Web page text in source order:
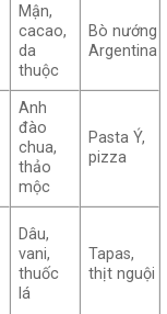
Mận,
cacao,
da
thuộc
Bò nướng
Argentina
Anh
đào
chua,
thảo
mộc
Pasta Ý,
pizza
Dâu,
vani,
thuốc
lá
Tapas,
thịt nguội